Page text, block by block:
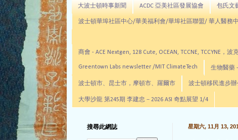
大波士頓時事新聞 ACDC 亞美社區發展協會 包氏文
波士頓華埠社區中心/華美福利會/華埠社區聯盟/ 華人醫務
商會 - ACE Nextgen, 128 Cute, OCEAN, TCCNE, TCCYNE
Greentown Labs newsletter /MIT ClimateTech 生物醫藥 -
波士頓市、昆士市，摩頓市、羅爾市 波士頓移民進步辦
大學沙龍 第245期 李建忠－2026 ASI 奇點展望 1/4
星期六, 11月 13,
搜尋此網誌